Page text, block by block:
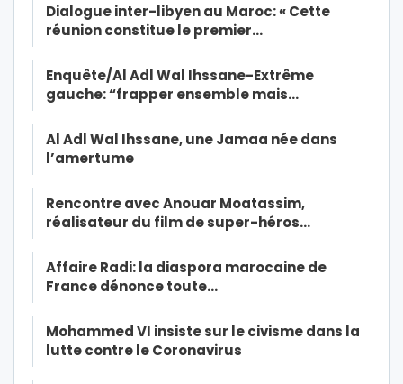
Dialogue inter-libyen au Maroc: « Cette
réunion constitue le premier…
Enquête/Al Adl Wal Ihssane-Extrême
gauche: “frapper ensemble mais…
Al Adl Wal Ihssane, une Jamaa née dans
l’amertume
Rencontre avec Anouar Moatassim,
réalisateur du film de super-héros…
Affaire Radi: la diaspora marocaine de
France dénonce toute…
Mohammed VI insiste sur le civisme dans la
lutte contre le Coronavirus